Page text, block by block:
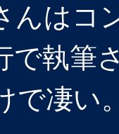
んはコ
で執
で凄い